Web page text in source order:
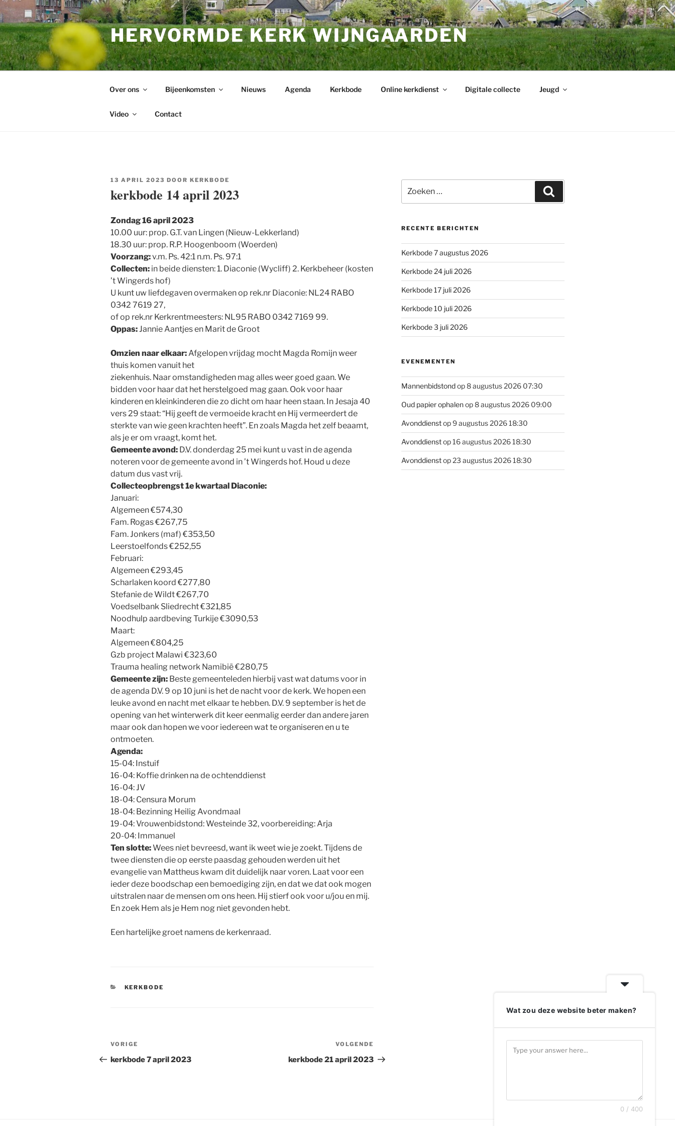
Ga
naar
de
inhoud
HERVORMDE KERK WIJNGAARDEN
Over ons Bijeenkomsten Nieuws Agenda Kerkbode Online kerkdienst Digitale collecte Jeugd
Video Contact
GEPLAATST
13 APRIL 2023 DOOR KERKBODE
kerkbode 14 april 2023
Zondag 16 april 2023
10.00 uur: prop. G.T. van Lingen (Nieuw-Lekkerland)
18.30 uur: prop. R.P. Hoogenboom (Woerden)
Voorzang:v.m. Ps. 42:1 n.m. Ps. 97:1
Collecten: in beide diensten: 1. Diaconie (Wycliff) 2. Kerkbeheer (kosten
’t Wingerds hof)
U kunt uw liefdegaven overmaken op rek.nr Diaconie: NL24 RABO
0342 7619 27,
of op rek.nr Kerkrentmeesters: NL95 RABO 0342 7169 99.
Oppas:Jannie Aantjes en Marit de Groot
Omzien naar elkaar:Afgelopen vrijdag mocht Magda Romijn weer
thuis komen vanuit het
ziekenhuis. Naar omstandigheden mag alles weer goed gaan. We
bidden voor haar dat het herstelgoed mag gaan. Ook voor haar
kinderen en kleinkinderen die zo dicht om haar heen staan. In Jesaja 40
vers 29 staat: “Hij geeft de vermoeide kracht en Hij vermeerdert de
sterkte van wie geen krachten heeft”. En zoals Magda het zelf beaamt,
als je er om vraagt, komt het.
Gemeente avond: D.V. donderdag 25 mei kunt u vast in de agenda
noteren voor de gemeente avond in ’t Wingerds hof. Houd u deze
datum dus vast vrij.
Collecteopbrengst 1e kwartaal Diaconie:
Januari:
Algemeen €574,30
Fam. Rogas €267,75
Fam. Jonkers (maf) €353,50
Leerstoelfonds €252,55
Februari:
Algemeen €293,45
Scharlaken koord €277,80
Stefanie de Wildt €267,70
Voedselbank Sliedrecht €321,85
Noodhulp aardbeving Turkije €3090,53
Maart:
Algemeen €804,25
Gzb project Malawi €323,60
Trauma healing network Namibië €280,75
Gemeente zijn: Beste gemeenteleden hierbij vast wat datums voor in
de agenda D.V. 9 op 10 juni is het de nacht voor de kerk. We hopen een
leuke avond en nacht met elkaar te hebben. D.V. 9 september is het de
opening van het winterwerk dit keer eenmalig eerder dan andere jaren
maar ook dan hopen we voor iedereen wat te organiseren en u te
ontmoeten.
Agenda:
15-04: Instuif
16-04: Koffie drinken na de ochtenddienst
16-04: JV
18-04: Censura Morum
18-04: Bezinning Heilig Avondmaal
19-04: Vrouwenbidstond: Westeinde 32, voorbereiding: Arja
20-04: Immanuel
Ten slotte:Wees niet bevreesd, want ik weet wie je zoekt. Tijdens de
twee diensten die op eerste paasdag gehouden werden uit het
evangelie van Mattheus kwam dit duidelijk naar voren. Laat voor een
ieder deze boodschap een bemoediging zijn, en dat we dat ook mogen
uitstralen naar de mensen om ons heen. Hij stierf ook voor u/jou en mij.
En zoek Hem als je Hem nog niet gevonden hebt.
Een hartelijke groet namens de kerkenraad.
CATEGORIEËN
KERKBODE
Bericht
navigatie
Vorig
bericht
VORIGE
kerkbode 7 april 2023
bericht
VOLGENDE
kerkbode 21 april 2023
naar:
RECENTE BERICHTEN
Kerkbode 7 augustus 2026
Kerkbode 24 juli 2026
Kerkbode 17 juli 2026
Kerkbode 10 juli 2026
Kerkbode 3 juli 2026
EVENEMENTEN
Mannenbidstondop 8 augustus 2026 07:30
Oud papier ophalenop 8 augustus 2026 09:00
Avonddienstop 9 augustus 2026 18:30
Avonddienstop 16 augustus 2026 18:30
Avonddienstop 23 augustus 2026 18:30
Wat zou deze website beter maken?
0 / 400